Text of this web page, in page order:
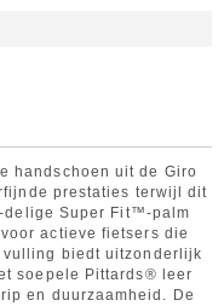
handschoen uit de Giro
prestaties terwijl dit
delige Super Fit™-palm
actieve fietsers die
vulling biedt uitzonderlijk
soepele Pittards® leer
en duurzaamheid. De